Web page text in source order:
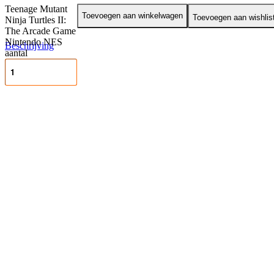
Teenage Mutant
Ninja Turtles II:
The Arcade Game
Nintendo NES
aantal
Toevoegen aan winkelwagen Toevoegen aan
Beschrijving